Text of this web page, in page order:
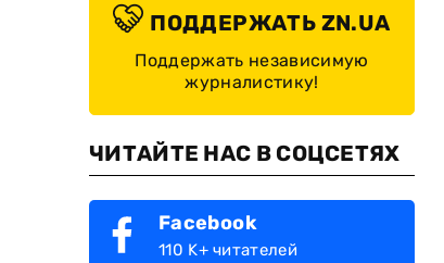
ПОДДЕРЖАТЬ ZN.UA
Поддержать независимую
журналистику!
ЧИТАЙТЕ НАС В СОЦСЕТЯХ
Facebook
110 K+ читателей